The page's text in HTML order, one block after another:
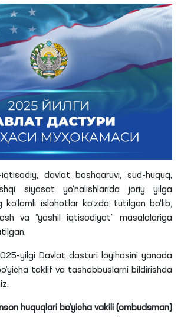
davlat boshqaruvi, sud-huquq,
siyosat yo‘nalishlarida joriy yilga
ko‘lamli islohotlar ko‘zda tutilgan bo‘lib,
va “yashil iqtisodiyot” masalalariga
yilgi Davlat dasturi loyihasini yanada
taklif va tashabbuslarni bildirishda
huquqlari bo‘yicha vakili (ombudsman)